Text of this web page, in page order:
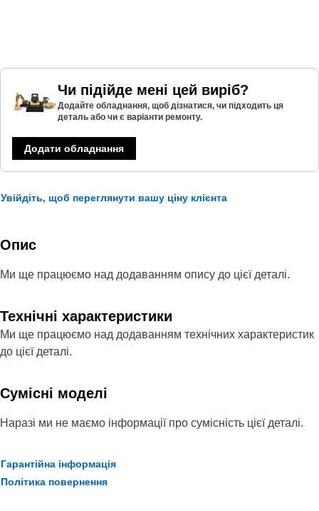
Чи підійде мені цей виріб?
Додайте обладнання, щоб дізнатися, чи підходить ця
деталь або чи є варіанти ремонту.
Додати обладнання
Увійдіть, щоб переглянути вашу ціну клієнта
Опис
Ми ще працюємо над додаванням опису до цієї деталі.
Технічні характеристики
Ми ще працюємо над додаванням технічних характеристик
до цієї деталі.
Сумісні моделі
Наразі ми не маємо інформації про сумісність цієї деталі.
Гарантійна інформація
Політика повернення